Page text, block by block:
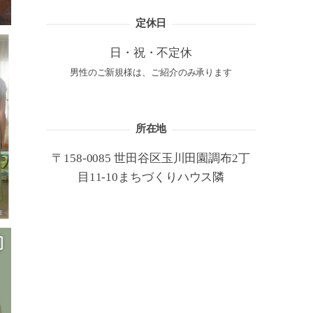
定休日
日・祝・不定休
男性のご新規様は、ご紹介のみ承ります
所在地
〒158-0085 世田谷区玉川田園調布2丁
目11-10まちづくりハウス隣